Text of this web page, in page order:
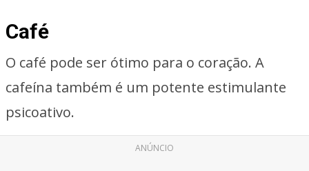
Café
O café pode ser ótimo para o coração. A
cafeína também é um potente estimulante
psicoativo.
ANÚNCIO